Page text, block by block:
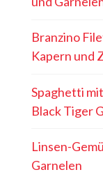
Branzino
Kapern und
Spaghetti
Black Tiger
Linsen-
Garnelen